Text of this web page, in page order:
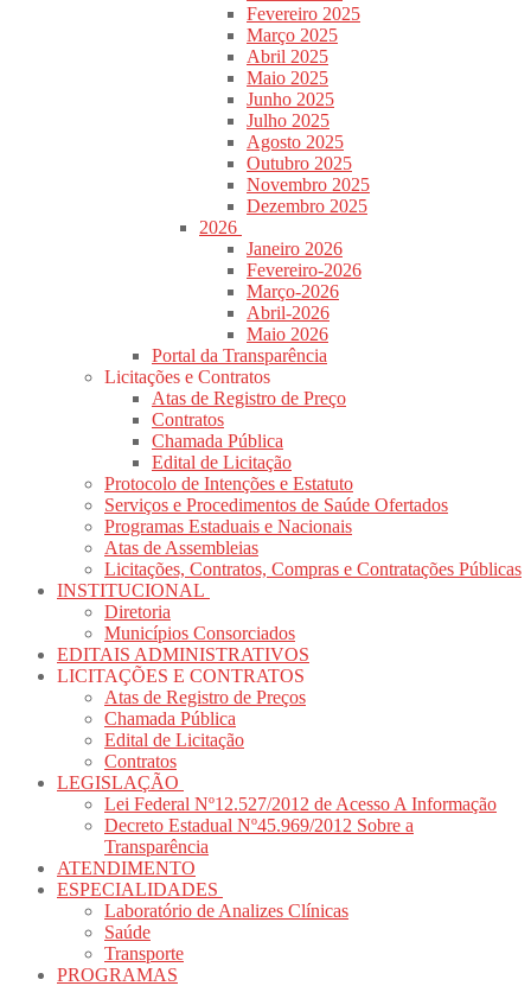
Fevereiro 2025
Março 2025
Abril 2025
Maio 2025
Junho 2025
Julho 2025
Agosto 2025
Outubro 2025
Novembro 2025
Dezembro 2025
2026
Janeiro 2026
Fevereiro-2026
Março-2026
Abril-2026
Maio 2026
Portal da Transparência
Licitações e Contratos
Atas de Registro de Preço
Contratos
Chamada Pública
Edital de Licitação
Protocolo de Intenções e Estatuto
Serviços e Procedimentos de Saúde Ofertados
Programas Estaduais e Nacionais
Atas de Assembleias
Licitações, Contratos, Compras e Contratações Públicas
INSTITUCIONAL
Diretoria
Municípios Consorciados
EDITAIS ADMINISTRATIVOS
LICITAÇÕES E CONTRATOS
Atas de Registro de Preços
Chamada Pública
Edital de Licitação
Contratos
LEGISLAÇÃO
Lei Federal Nº12.527/2012 de Acesso A Informação
Decreto Estadual Nº45.969/2012 Sobre a
Transparência
ATENDIMENTO
ESPECIALIDADES
Laboratório de Analizes Clínicas
Saúde
Transporte
PROGRAMAS